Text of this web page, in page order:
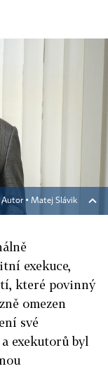
Autor ▪ Matej Slávik
exekuce,
které povinný
omezen
své
exekutorů byl